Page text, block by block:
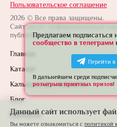
Пользовательское соглашение
2026 © Все права защищены.
Сайт носит информационный
публичной офертой.
Главная
Каталог
Калькулятор стоимости
Блог
Контакты
Данный сайт использует
Вы можете ознакомиться с политикой
Предлагаем подписаться
сообщество в телеграмм
Перейти в
В дальнейшем среди
розыгрыш приятных призов!